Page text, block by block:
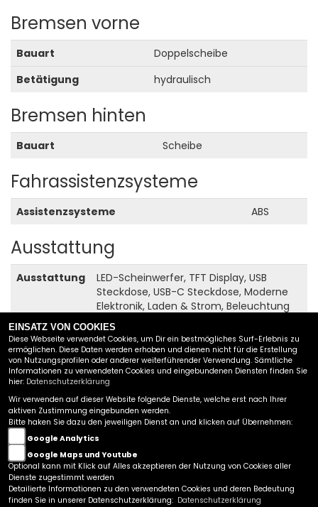
Bremsen vorne
Bauart
Doppelscheibe
Betätigung
hydraulisch
Bremsen hinten
Bauart Scheibe
Fahrassistenzsysteme
Assistenzsysteme ABS
Ausstattung
Ausstattung
LED-Scheinwerfer, TFT Display, USB
Steckdose, USB-C Steckdose, Moderne
Elektronik, Laden & Strom, Beleuchtung
Alle Angaben ohne Gewähr. Tippfehler und Irrtümer
vorbehalten.
FAHRZEUG-CENTER SCHRIEWER GMBH
GEWERBEPARK 15
49143 BISSENDORF BEI OSNABRÜCK
TEL.:0049 (0) 5402 / 64 28-0
Kontakt|Datenschutzbestimmungen|Impressum|
AGB|Disclaimer|
EINSATZ VON COOKIES
Diese Webseite verwendet Cookies, um Dir ein bestmögliches Surf-Erlebnis zu
ermöglichen. Diese Daten werden erhoben und dienen nicht für die Erstellung
von Nutzungsprofilen oder anderer weiterführender Verwendung. Sämtliche
Informationen zu verwendeten Cookies und eingebundenen Diensten finden Sie
hier: Datenschutzerklärung
Wir verwenden auf dieser Website folgende Dienste, welche erst nach Ihrer
aktiven Zustimmung eingebunden werden.
Bitte haken Sie dazu den jeweiligen Dienst an und klicken auf Übernehmen:
Google Analytics
Google Maps und Youtube
Optional kann mit Klick auf Alles akzeptieren der Nutzung von Cookies aller
Dienste zugestimmt werden
Detailierte Informationen zu den verwendeten Cookies und deren Bedeutung
finden Sie in unserer Datenschutzerklärung: Datenschutzerklärung